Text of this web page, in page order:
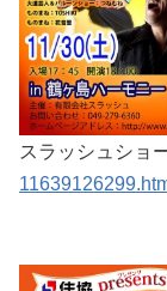
スラッシュショ